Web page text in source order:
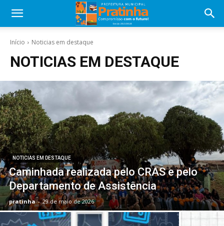
Início Noticias em destaque
NOTICIAS EM DESTAQUE
NOTICIAS EM DESTAQUE
Caminhada realizada pelo CRAS e pelo
Departamento de Assistência
pratinha - 29 de maio de 2026